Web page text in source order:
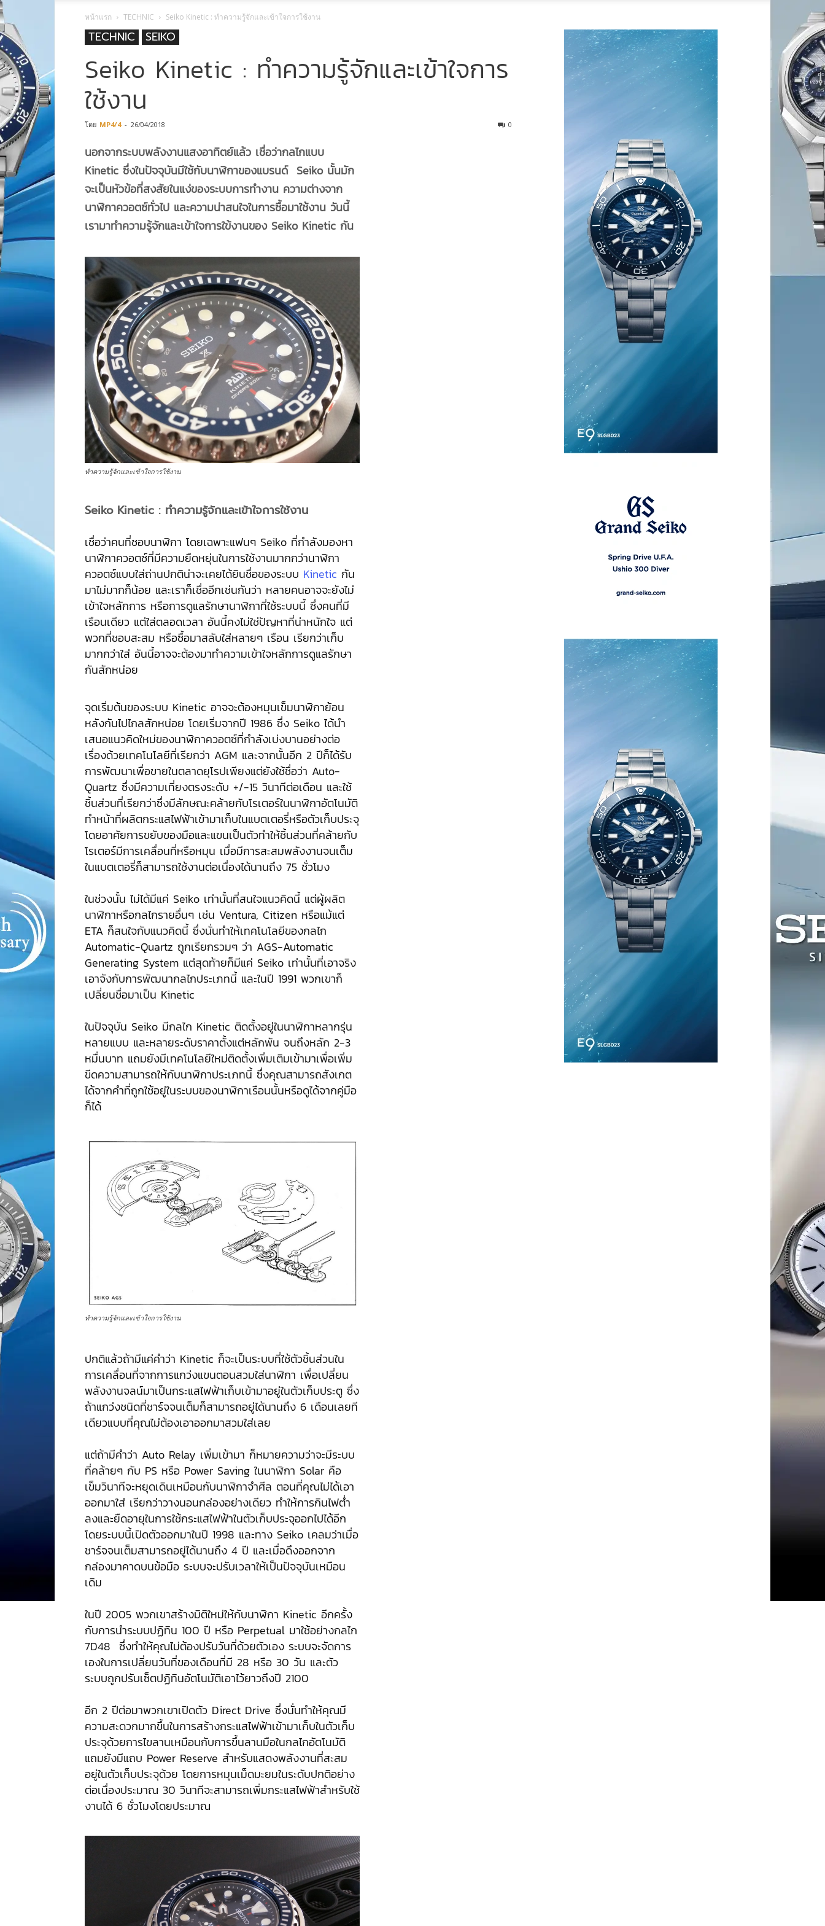
หน้าแรก TECHNIC Seiko Kinetic : ทำความรู้จักและเข้าใจการใช้งาน
TECHNIC SEIKO
Seiko Kinetic : ทำความรู้จักและเข้าใจการ
ใช้งาน
โดย MP4/4 - 26/04/2018 0
นอกจากระบบพลังงานแสงอาทิตย์แล้ว เชื่อว่ากลไกแบบ
Kinetic ซึ่งในปัจจุบันมีใช้กับนาฬิกาของแบรนด์ Seiko นั้นมัก
จะเป็นหัวข้อที่สงสัยในแง่ของระบบการทำงาน ความต่างจาก
นาฬิกาควอตซ์ทั่วไป และความน่าสนใจในการซื้อมาใช้งาน วันนี้
เรามาทำความรู้จักและเข้าใจการใข้งานของ Seiko Kinetic กัน
ทำความรู้จักและเข้าใจการใช้งาน
Seiko Kinetic : ทำความรู้จักและเข้าใจการใช้งาน
เชื่อว่าคนที่ชอบนาฬิกา โดยเฉพาะแฟนๆ Seiko ที่กำลังมองหา
นาฬิกาควอตซ์ที่มีความยืดหยุ่นในการใช้งานมากกว่านาฬิกา
ควอตซ์แบบใส่ถ่านปกติน่าจะเคยได้ยินชื่อของระบบ Kinetic กัน
มาไม่มากก็น้อย และเราก็เชื่ออีกเช่นกันว่า หลายคนอาจจะยังไม่
เข้าใจหลักการ หรือการดูแลรักษานาฬิกาที่ใช้ระบบนี้ ซึ่งคนที่มี
เรือนเดียว แต่ใส่ตลอดเวลา อันนี้คงไม่ใช่ปัญหาที่น่าหนักใจ แต่
พวกที่ชอบสะสม หรือซื้อมาสลับใส่หลายๆ เรือน เรียกว่าเก็บ
มากกว่าใส่ อันนี้อาจจะต้องมาทำความเข้าใจหลักการดูแลรักษา
กันสักหน่อย
จุดเริ่มต้นของระบบ Kinetic อาจจะต้องหมุนเข็มนาฬิกาย้อน
หลังกันไปไกลสักหน่อย โดยเริ่มจากปี 1986 ซึ่ง Seiko ได้นำ
เสนอแนวคิดใหม่ของนาฬิกาควอตซ์ที่กำลังเบ่งบานอย่างต่อ
เรื่องด้วยเทคโนโลยีที่เรียกว่า AGM และจากนั้นอีก 2 ปีก็ได้รับ
การพัฒนาเพื่อขายในตลาดยุโรปเพียงแต่ยังใช้ชื่อว่า Auto-
Quartz ซึ่งมีความเที่ยงตรงระดับ +/-15 วินาทีต่อเดือน และใช้
ชิ้นส่วนที่เรียกว่าซึ่งมีลักษณะคล้ายกับโรเตอร์ในนาฬิกาอัตโนมัติ
ทำหน้าที่ผลิตกระแสไฟฟ้าเข้ามาเก็บในแบตเตอรี่หรือตัวเก็บประจุ
โดยอาศัยการขยับของมือและแขนเป็นตัวทำให้ชิ้นส่วนที่คล้ายกับ
โรเตอร์มีการเคลื่อนที่หรือหมุน เมื่อมีการสะสมพลังงานจนเต็ม
ในแบตเตอรี่ก็สามารถใช้งานต่อเนื่องได้นานถึง 75 ชั่วโมง
ในช่วงนั้น ไม่ได้มีแค่ Seiko เท่านั้นที่สนใจแนวคิดนี้ แต่ผู้ผลิต
นาฬิกาหรือกลไกรายอื่นๆ เช่น Ventura, Citizen หรือแม้แต่
ETA ก็สนใจกับแนวคิดนี้ ซึ่งนั่นทำให้เทคโนโลยีของกลไก
Automatic-Quartz ถูกเรียกรวมๆ ว่า AGS-Automatic
Generating System แต่สุดท้ายก็มีแค่ Seiko เท่านั้นที่เอาจริง
เอาจังกับการพัฒนากลไกประเภทนี้ และในปี 1991 พวกเขาก็
เปลี่ยนชื่อมาเป็น Kinetic
ในปัจจุบัน Seiko มีกลไก Kinetic ติดตั้งอยู่ในนาฬิกาหลากรุ่น
หลายแบบ และหลายระดับราคาตั้งแต่หลักพัน จนถึงหลัก 2-3
หมื่นบาท แถมยังมีเทคโนโลยีใหม่ติดตั้งเพิ่มเติมเข้ามาเพื่อเพิ่ม
ขีดความสามารถให้กับนาฬิกาประเภทนี้ ซึ่งคุณสามารถสังเกต
ได้จากคำที่ถูกใช้อยู่ในระบบของนาฬิกาเรือนนั้นหรือดูได้จากคู่มือ
ก็ได้
ทำความรู้จักและเข้าใจการใช้งาน
ปกติแล้วถ้ามีแค่คำว่า Kinetic ก็จะเป็นระบบที่ใช้ตัวชิ้นส่วนใน
การเคลื่อนที่จากการแกว่งแขนตอนสวมใส่นาฬิกา เพื่อเปลี่ยน
พลังงานจลน์มาเป็นกระแสไฟฟ้าเก็บเข้ามาอยู่ในตัวเก็บประตู ซึ่ง
ถ้าแกว่งชนิดที่ชาร์จจนเต็มก็สามารถอยู่ได้นานถึง 6 เดือนเลยที
เดียวแบบที่คุณไม่ต้องเอาออกมาสวมใส่เลย
แต่ถ้ามีคำว่า Auto Relay เพิ่มเข้ามา ก็หมายความว่าจะมีระบบ
ที่คล้ายๆ กับ PS หรือ Power Saving ในนาฬิกา Solar คือ
เข็มวินาทีจะหยุดเดินเหมือนกับนาฬิกาจำศีล ตอนที่คุณไม่ได้เอา
ออกมาใส่ เรียกว่าวางนอนกล่องอย่างเดียว ทำให้การกินไฟต่ำ
ลงและยืดอายุในการใช้กระแสไฟฟ้าในตัวเก็บประจุออกไปได้อีก
โดยระบบนี้เปิดตัวออกมาในปี 1998 และทาง Seiko เคลมว่าเมื่อ
ชาร์จจนเต็มสามารถอยู่ได้นานถึง 4 ปี และเมื่อดึงออกจาก
กล่องมาคาดบนข้อมือ ระบบจะปรับเวลาให้เป็นปัจจุบันเหมือน
เดิม
ในปี 2005 พวกเขาสร้างมิติใหม่ให้กับนาฬิกา Kinetic อีกครั้ง
กับการนำระบบปฏิทิน 100 ปี หรือ Perpetual มาใช้อย่างกลไก
7D48 ซึ่งทำให้คุณไม่ต้องปรับวันที่ด้วยตัวเอง ระบบจะจัดการ
เองในการเปลี่ยนวันที่ของเดือนที่มี 28 หรือ 30 วัน และตัว
ระบบถูกปรับเซ็ตปฏิทินอัตโนมัติเอาไว้ยาวถึงปี 2100
อีก 2 ปีต่อมาพวกเขาเปิดตัว Direct Drive ซึ่งนั่นทำให้คุณมี
ความสะดวกมากขึ้นในการสร้างกระแสไฟฟ้าเข้ามาเก็บในตัวเก็บ
ประจุด้วยการไขลานเหมือนกับการขึ้นลานมือในกลไกอัตโนมัติ
แถมยังมีแถบ Power Reserve สำหรับแสดงพลังงานที่สะสม
อยู่ในตัวเก็บประจุด้วย โดยการหมุนเม็ดมะยมในระดับปกติอย่าง
ต่อเนื่องประมาณ 30 วินาทีจะสามารถเพิ่มกระแสไฟฟ้าสำหรับใช้
งานได้ 6 ชั่วโมงโดยประมาณ